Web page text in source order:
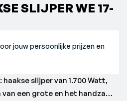
SLIJPER WE 17-
jouw persoonlijke prijzen en
slijper van 1.700 Watt,
een grote en het handzame